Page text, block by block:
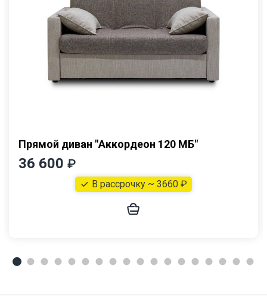
Прямой диван "Аккордеон 120 МБ"
36 600 ₽
В рассрочку ~ 3660 ₽